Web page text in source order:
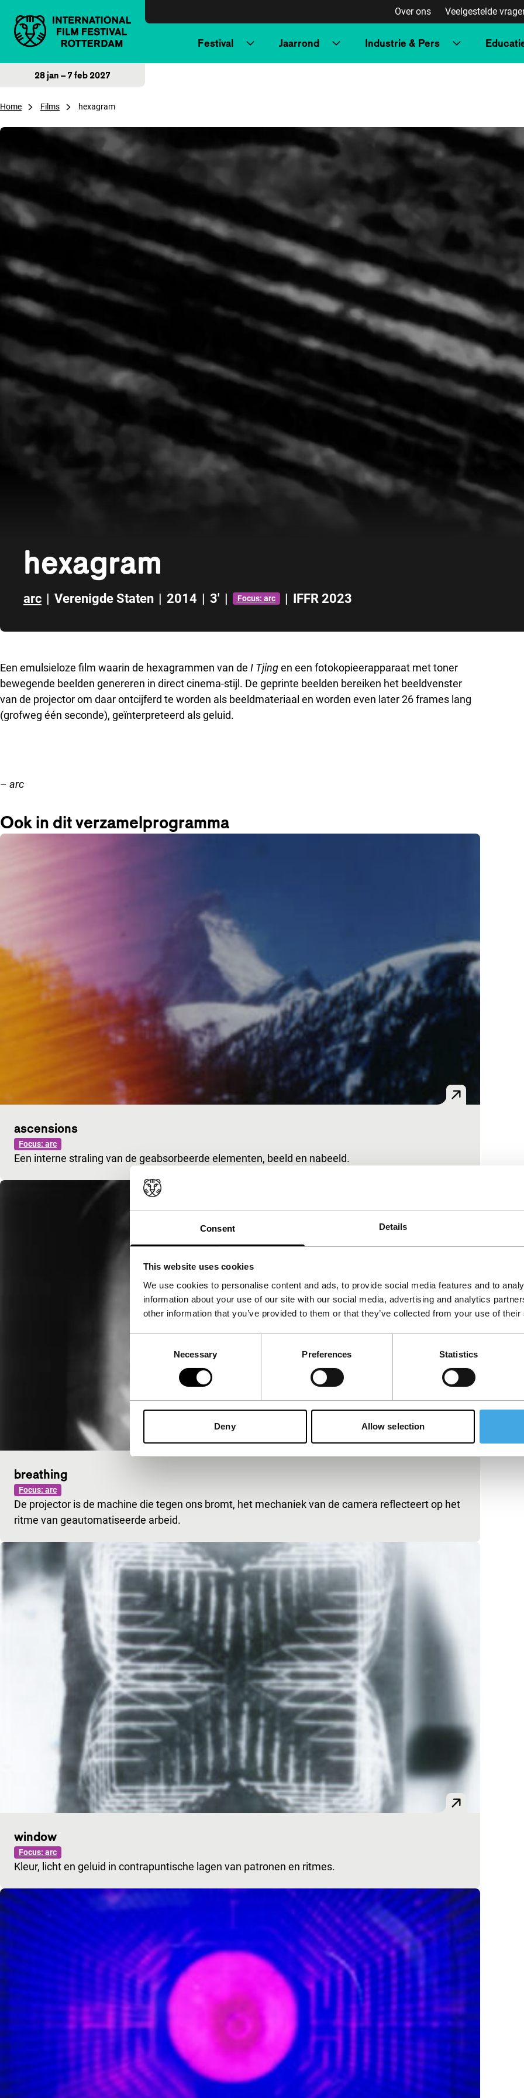
Consent Details
This website uses cookies
We use cookies to personalise content and ads, to provide social media features and to
information about your use of our site with our social media, advertising and analytics
other information that you’ve provided to them or that they’ve collected from your use of
Necessary Preferences Statistics
Deny Allow selection
Over ons Veelgestelde
Festival Jaarrond Industrie & Pers
28 jan – 7 feb 2027
Home Films hexagram
hexagram
arc | Verenigde Staten | 2014 | 3' | Focus: arc | IFFR 2023
Een emulsieloze film waarin de hexagrammen van de I Tjingen een fotokopieerapparaat met toner
bewegende beelden genereren in direct cinema-stijl. De geprinte beelden bereiken het beeldvenster
van de projector om daar ontcijferd te worden als beeldmateriaal en worden even later 26 frames lang
(grofweg één seconde), geïnterpreteerd als geluid.
– arc
Ook in dit verzamelprogramma
ascensions
Focus: arc
Een interne straling van de geabsorbeerde elementen, beeld en nabeeld.
breathing
Focus: arc
De projector is de machine die tegen ons bromt, het mechaniek van de camera reflecteert op het
ritme van geautomatiseerde arbeid.
window
Focus: arc
Kleur, licht en geluid in contrapuntische lagen van patronen en ritmes.